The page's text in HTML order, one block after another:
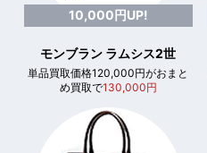
10,000円UP!
モンブラン ラムシス2世
単品買取価格120,000円がおまと
め買取で130,000円